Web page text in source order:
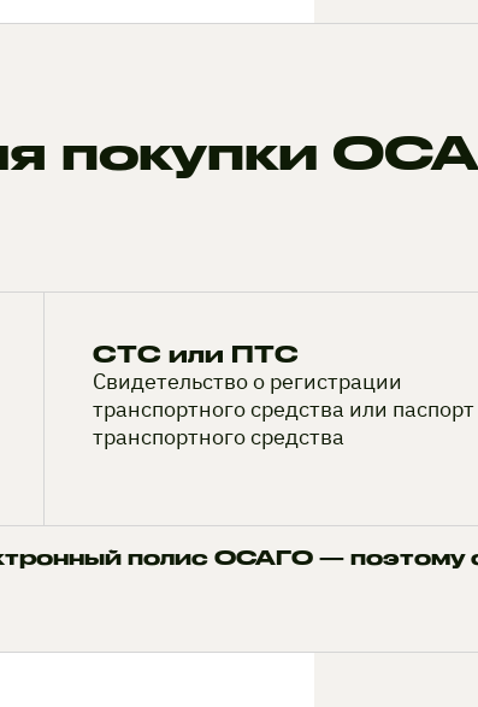
покупки
СТС или ПТС
Свидетельство о регистрации
транспортного средства или паспорт
транспортного средства
полис ОСАГО — поэтому